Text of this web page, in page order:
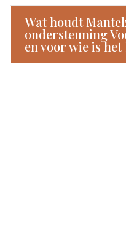
Wat houdt
ondersteuning
en voor wie is het